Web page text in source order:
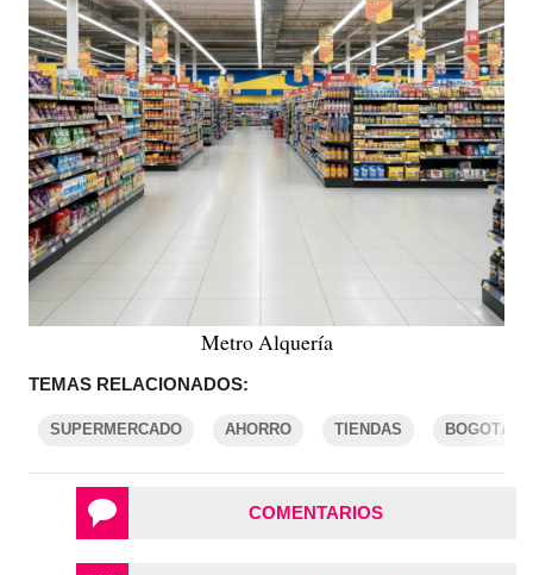
Metro Alquería
TEMAS RELACIONADOS:
SUPERMERCADO AHORRO TIENDAS BOGOTÁ
COMENTARIOS